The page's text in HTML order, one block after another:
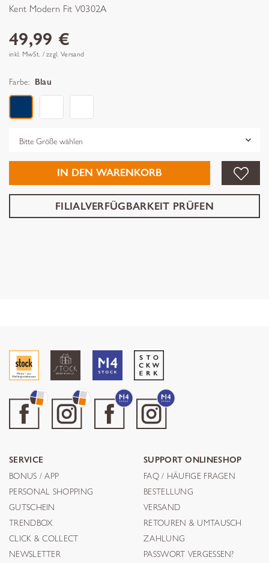
Kent Modern Fit V0302A
49,99 €
inkl. MwSt. / zzgl. Versand
Farbe: Blau
IN DEN WARENKORB
FILIALVERFÜGBARKEIT PRÜFEN
SERVICE
BONUS / APP
PERSONAL SHOPPING
GUTSCHEIN
TRENDBOX
CLICK & COLLECT
NEWSLETTER
SUPPORT ONLINESHOP
FAQ / HÄUFIGE FRAGEN
BESTELLUNG
VERSAND
RETOUREN & UMTAUSCH
ZAHLUNG
PASSWORT VERGESSEN?